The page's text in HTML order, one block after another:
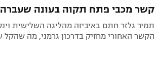
קשר מכבי פתח תקוה בעונה
תמיר גלזר חתם באיביזה מהליגה השלישית
הקשר האחורי מחזיק בדרכון גרמני, מה